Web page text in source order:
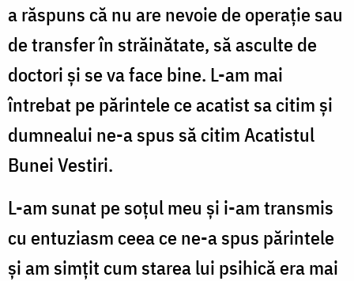
a răspuns cănu are nevoie de operație sau
de transfer în străinătate, săasculte de
doctori și se va face bine. L-am mai
întrebat pe părintele ce acatist sa citim și
dumnealui ne-a spus săcitimAcatistul
Bunei Vestiri.
L-am sunat pe soțul meu și i-am transmis
cu entuziasm ceea ce ne-a spus părintele
şi am simţit cum starea lui psihică era mai